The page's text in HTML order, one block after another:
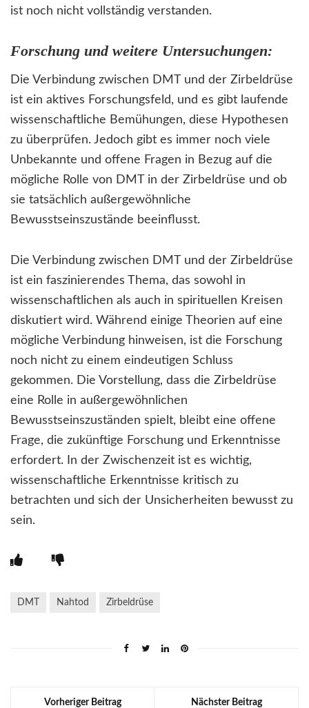
ist noch nicht vollständig verstanden.
Forschung und weitere Untersuchungen:
Die Verbindung zwischen DMT und der Zirbeldrüse
ist ein aktives Forschungsfeld, und es gibt laufende
wissenschaftliche Bemühungen, diese Hypothesen
zu überprüfen. Jedoch gibt es immer noch viele
Unbekannte und offene Fragen in Bezug auf die
mögliche Rolle von DMT in der Zirbeldrüse und ob
sie tatsächlich außergewöhnliche
Bewusstseinszustände beeinflusst.
Die Verbindung zwischen DMT und der Zirbeldrüse
ist ein faszinierendes Thema, das sowohl in
wissenschaftlichen als auch in spirituellen Kreisen
diskutiert wird. Während einige Theorien auf eine
mögliche Verbindung hinweisen, ist die Forschung
noch nicht zu einem eindeutigen Schluss
gekommen. Die Vorstellung, dass die Zirbeldrüse
eine Rolle in außergewöhnlichen
Bewusstseinszuständen spielt, bleibt eine offene
Frage, die zukünftige Forschung und Erkenntnisse
erfordert. In der Zwischenzeit ist es wichtig,
wissenschaftliche Erkenntnisse kritisch zu
betrachten und sich der Unsicherheiten bewusst zu
sein.
DMT Nahtod Zirbeldrüse
Vorheriger Beitrag Nächster Beitrag